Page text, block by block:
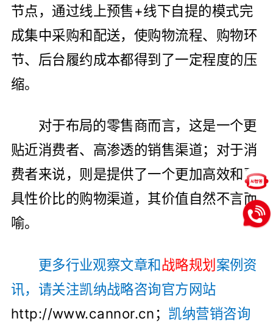
节点，通过线上预售+线下自提的模式完
成集中采购和配送，使购物流程、购物环
节、后台履约成本都得到了一定程度的压
缩。
对于布局的零售商而言，这是一个更
贴近消费者、高渗透的销售渠道；对于消
费者来说，则是提供了一个更加高效和更
具性价比的购物渠道，其价值自然不言而
喻。
更多行业观察文章和战略规划 案例资
讯，请关注凯纳战略咨询官方网站
http://www.cannor.cn； 凯纳营销咨询